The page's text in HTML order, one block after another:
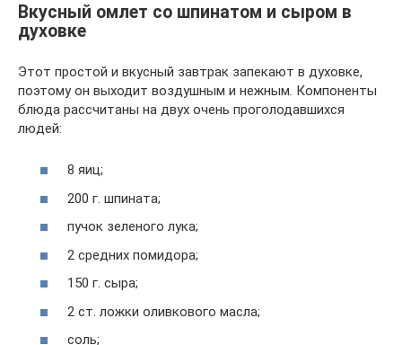
Вкусный омлет со шпинатом и сыром в
духовке
Этот простой и вкусный завтрак запекают в духовке,
поэтому он выходит воздушным и нежным. Компоненты
блюда рассчитаны на двух очень проголодавшихся
людей:
8 яиц;
200 г. шпината;
пучок зеленого лука;
2 средних помидора;
150 г. сыра;
2 ст. ложки оливкового масла;
соль;